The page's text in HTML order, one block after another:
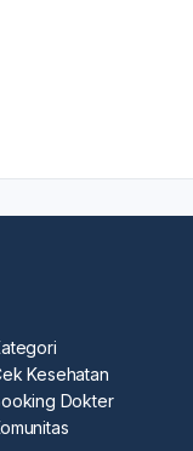
Kesehatan
Dokter